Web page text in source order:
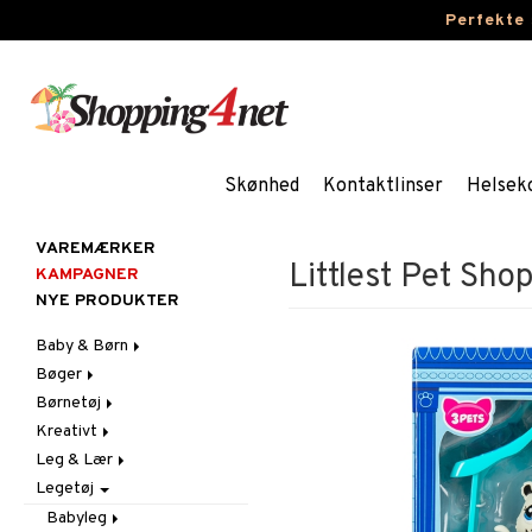
Perfekte
Skønhed Kontaktlinser
Littlest Pet
VAREMÆRKER
KAMPAGNER
NYE PRODUKTER
Baby & Børn
Aktivitet
Babygym
Bid & Rangler
Skråstole
Sutteklude
Uroer
Badekåber & Håndklæder
Barnevogn-tilbehør
Fest
Tilbehør
Udklædning
Gravid/Mor
Graviditet & amning
Indretning
Bøger
Dagbøger
Kreative bøger
Malebøger
Børnetøj
Accessories
Kasketter & Solhatte
Badetøj & UV-tøj
Kjoler
Nattøj
Kreativt
Klistermærker
Kreativt materiale
Kreativt Sæt
Leg & Lær
Eksperimenter
Indlæringsspil
Legetøj
Babyleg